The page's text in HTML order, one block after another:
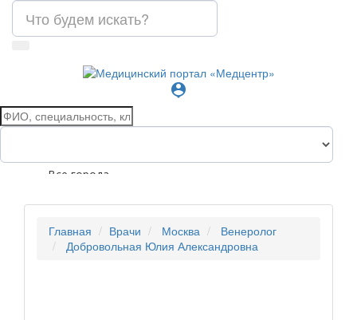
person_pin
Все города
Главная Врачи Москва
Венеролог
Добровольная Юлия Александровна